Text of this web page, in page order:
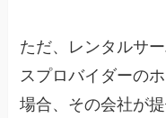
ただ、レンタルサ
スプロバイダーの
場合、その会社が